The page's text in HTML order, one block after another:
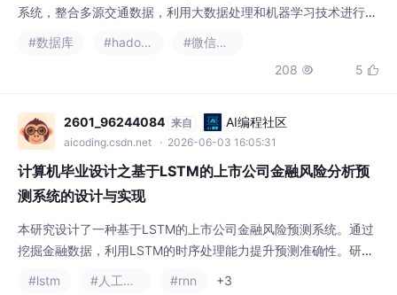
系统，整合多源交通数据，利用大数据处理和机器学习技术进行实
时分析与预测。系统通过数据挖掘和预测模型，准确识别交通流量
缓解拥堵方面效果显著。系统设计注重实用性和扩展性，支持实时
用前景。
#数据库 #hadoop
#微信公众平台
208  5 
2601_96244084 来自 AI编程社区
aicoding.csdn.net · 2026-06-03 16:05:31
计算机毕业设计之基于LSTM的上市公司金融风险分析预
测系统的设计与实现
本研究设计了一种基于LSTM的上市公司金融风险预测系统。通过
挖掘金融数据，利用LSTM的时序处理能力提升预测准确性。研究
#lstm #人工智能 #rnn +3